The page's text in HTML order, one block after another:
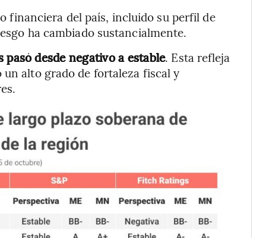
financiera del país, incluido su perfil de
ha cambiado sustancialmente.
desde negativo a estable. Esta refleja
alto grado de fortaleza fiscal y